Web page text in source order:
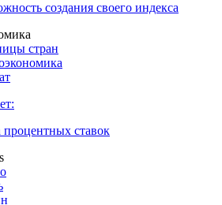
центральных банков
индекс
создания своего индекса
стран
ставок